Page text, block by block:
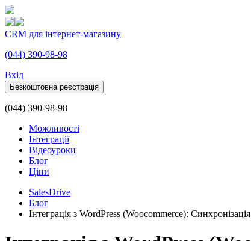
CRM для інтернет-магазину
(044) 390-98-98
Вхiд
Безкоштовна реєстрація
(044) 390-98-98
Можливості
Інтеграції
Відеоуроки
Блог
Ціни
SalesDrive
Блог
Інтеграція з WordPress (Woocommerce):